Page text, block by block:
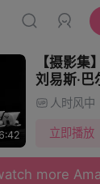
【摄影集
刘易斯·
丨冷静客
人时风中
立即播放
more